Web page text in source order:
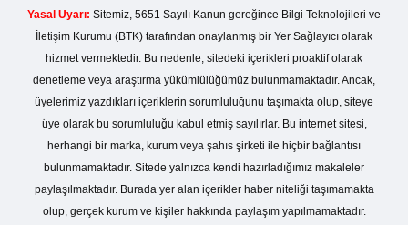
Yasal Uyarı: Sitemiz, 5651 Sayılı Kanun gereğince Bilgi Teknolojileri ve
İletişim Kurumu (BTK) tarafından onaylanmış bir Yer Sağlayıcı olarak
hizmet vermektedir. Bu nedenle, sitedeki içerikleri proaktif olarak
denetleme veya araştırma yükümlülüğümüz bulunmamaktadır. Ancak,
üyelerimiz yazdıkları içeriklerin sorumluluğunu taşımakta olup, siteye
üye olarak bu sorumluluğu kabul etmiş sayılırlar. Bu internet sitesi,
herhangi bir marka, kurum veya şahıs şirketi ile hiçbir bağlantısı
bulunmamaktadır. Sitede yalnızca kendi hazırladığımız makaleler
paylaşılmaktadır. Burada yer alan içerikler haber niteliği taşımamakta
olup, gerçek kurum ve kişiler hakkında paylaşım yapılmamaktadır.